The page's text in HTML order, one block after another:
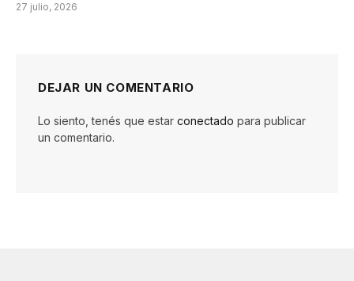
27 julio, 2026
DEJAR UN COMENTARIO
Lo siento, tenés que estar conectado para publicar
un comentario.